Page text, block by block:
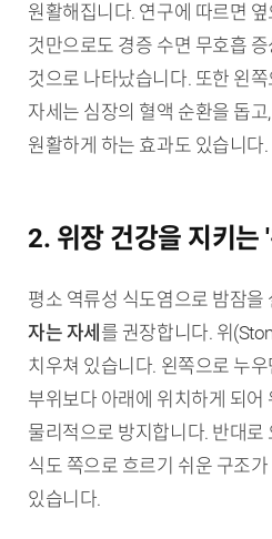
원활해집니다. 연구에 따르면
것만으로도 경증 수면 무호흡
것으로 나타났습니다. 또한 왼
자세는 심장의 혈액 순환을 돕
원활하게 하는 효과도 있습니다.
2. 위장 건강을 지키는
평소 역류성 식도염으로 밤잠을
자는 자세 를 권장합니다. 위
치우쳐 있습니다. 왼쪽으로 누
부위보다 아래에 위치하게 되어
물리적으로 방지합니다. 반대로
식도 쪽으로 흐르기 쉬운 구조
있습니다.